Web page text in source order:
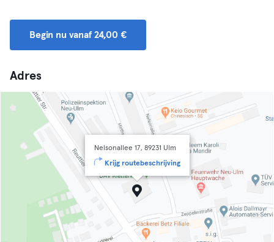
Begin nu vanaf 24,00 €
Adres
Nelsonallee 17, 89231 Ulm
Krijg routebeschrijving